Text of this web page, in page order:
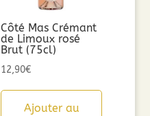
Côté Mas Crémant
de Limoux rosé
Brut (75cl)
12,90€
Ajouter au